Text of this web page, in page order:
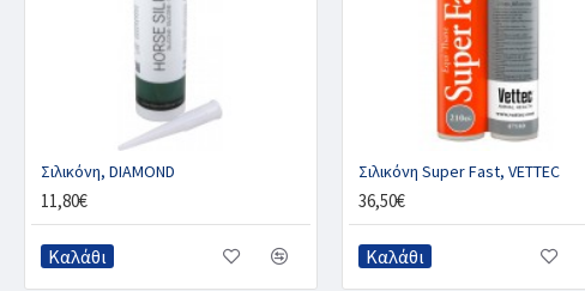
Σιλικόνη, DIAMOND
11,80€
Καλάθι
Σιλικόνη Super Fast, VETTEC
36,50€
Καλάθι